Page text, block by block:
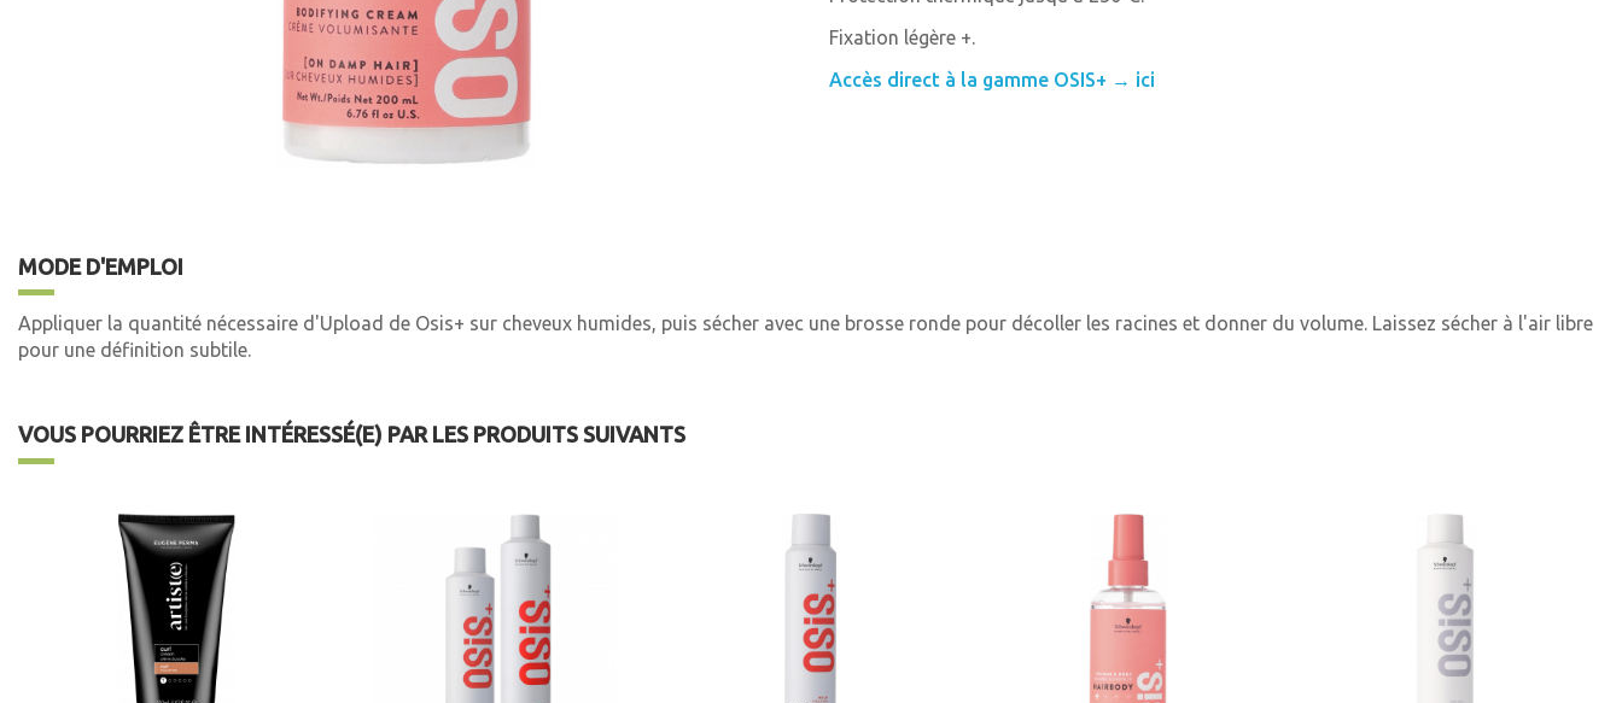
Fixation légère +.
Accès direct à la gamme OSIS+ → ici
MODE D'EMPLOI
Appliquer la quantité nécessaire d'Upload de Osis+ sur cheveux humides, puis sécher avec une brosse ronde pour décoller les racines et donner du volume. Laissez sécher à l'air libre
pour une définition subtile.
VOUS POURRIEZ ÊTRE INTÉRESSÉ(E) PAR LES PRODUITS SUIVANTS